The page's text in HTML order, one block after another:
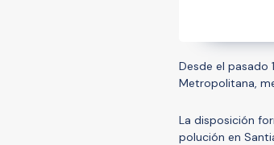
Desde el pasado
Metropolitana,
La disposición
polución en